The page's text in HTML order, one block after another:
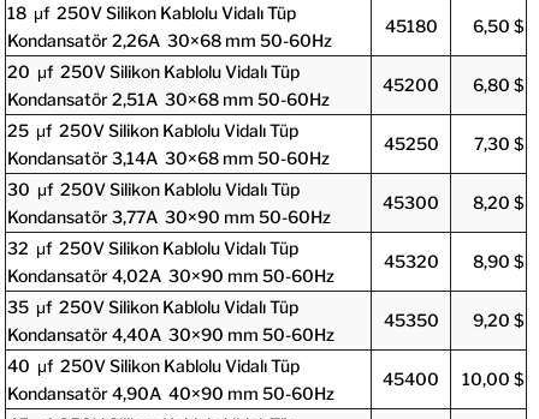
18 μf 250V Silikon Kablolu Vidalı Tüp
Kondansatör 2,26A 30×68 mm 50-60Hz
45180 6,50 $
20 μf 250V Silikon Kablolu Vidalı Tüp
Kondansatör 2,51A 30×68 mm 50-60Hz
45200 6,80 $
25 μf 250V Silikon Kablolu Vidalı Tüp
Kondansatör 3,14A 30×68 mm 50-60Hz
45250 7,30 $
30 μf 250V Silikon Kablolu Vidalı Tüp
Kondansatör 3,77A 30×90 mm 50-60Hz
45300 8,20 $
32 μf 250V Silikon Kablolu Vidalı Tüp
Kondansatör 4,02A 30×90 mm 50-60Hz
45320 8,90 $
35 μf 250V Silikon Kablolu Vidalı Tüp
Kondansatör 4,40A 30×90 mm 50-60Hz
45350 9,20 $
40 μf 250V Silikon Kablolu Vidalı Tüp
Kondansatör 4,90A 40×90 mm 50-60Hz
45400 10,00 $